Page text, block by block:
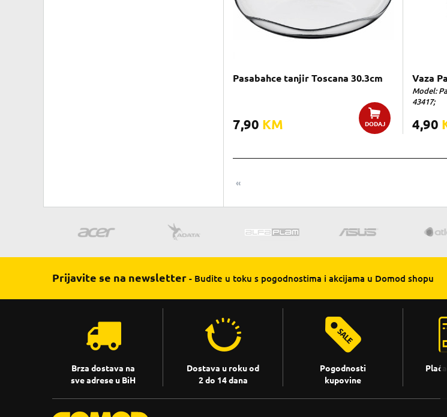
Pasabahce tanjir Toscana 30.3cm
7,90 KM DODAJ
Vaza
Model:
43417;
4,90
«
Prijavite se na newsletter - Budite u toku s pogodnostima i akcijama u Domod shopu
Brza dostava na
sve adrese u BiH
Dostava u roku od
2 do 14 dana
Pogodnosti
kupovine